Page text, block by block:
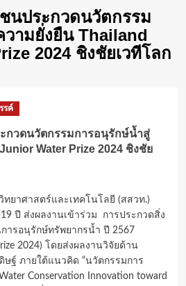
นประกวดนวัตกรรม
ามยั่งยืน Thailand
2024 ชิงชัยเวทีโลก
รค์
กวดนวัตกรรมการอนุรักษ์น้ำสู่
Water Prize 2024 ชิงชัย
ยาศาสตร์และเทคโนโลยี (สสวท.)
ปี ส่งผลงานเข้าร่วม การประกวดสิ่ง
ารอนุรักษ์ทรัพยากรน้ำ ปี 2567
2024) โดยส่งผลงานวิจัยด้าน
ษฐ์ ภายใต้แนวคิด “นวัตกรรมการ
Conservation Innovation toward